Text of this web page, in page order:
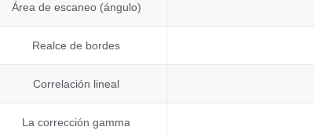
Área de escaneo (ángulo)
Realce de bordes
Correlación lineal
La corrección gamma